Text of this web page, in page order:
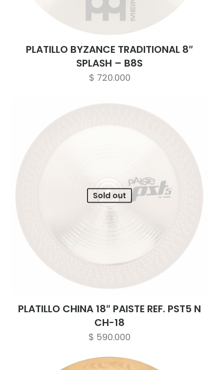
PLATILLO BYZANCE TRADITIONAL 8″
SPLASH – B8S
$ 720.000
Sold out
PLATILLO CHINA 18″ PAISTE REF. PST5 N
CH-18
$ 590.000